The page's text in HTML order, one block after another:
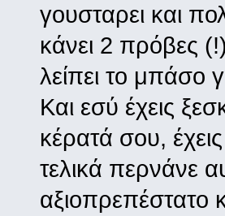
γουσταρει και
κάνει 2 πρόβες
λείπει το μπάσο
Και εσύ έχεις
κέρατά σου,
τελικά περνάνε
αξιοπρεπέστατο